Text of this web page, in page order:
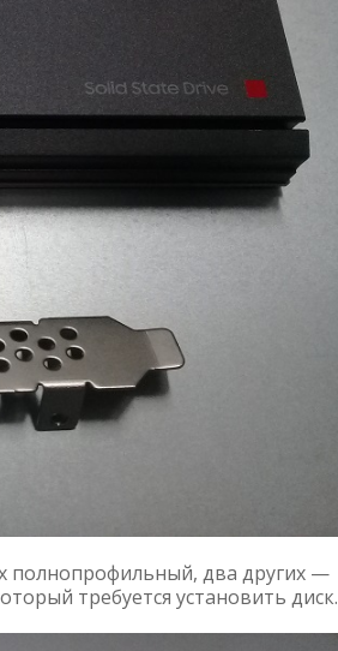
полнопрофильный, два других —
требуется установить диск.